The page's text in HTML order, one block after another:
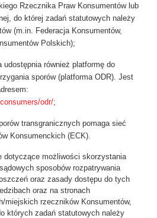
Rzecznika Praw Konsumentów lub
do której zadań statutowych należy
(m.in. Federacja Konsumentów,
Polskich);
udostępnia również platformę do
sporów (platforma ODR). Jest
odr/;
transgranicznych pomaga sieć
Konsumenckich (ECK).
dotyczące możliwości skorzystania
sposobów rozpatrywania
oraz zasady dostępu do tych
oraz na stronach
miejskich rzeczników Konsumentów,
których zadań statutowych należy